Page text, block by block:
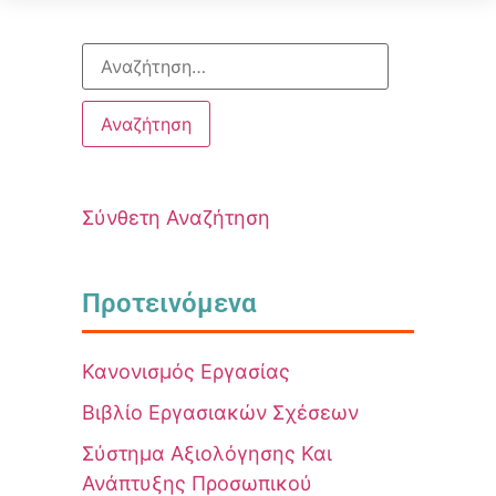
Σύνθετη Αναζήτηση
Προτεινόμενα
Κανονισμός Εργασίας
Βιβλίο Εργασιακών Σχέσεων
Σύστημα Αξιολόγησης Και
Ανάπτυξης Προσωπικού